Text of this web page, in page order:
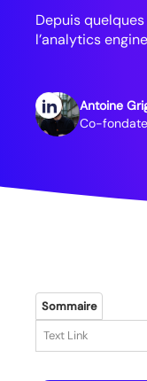
Depuis
l’analytics
Antoine
Co-
Sommaire
Text Link